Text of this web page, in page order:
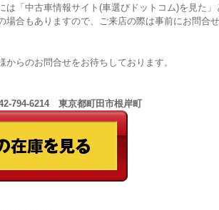
は「中古車情報サイト(車選びドットコム)を見た
場合もありますので、ご来店の際は事前にお問合
からのお問合せをお待ちしております。
794-6214 東京都町田市根岸町